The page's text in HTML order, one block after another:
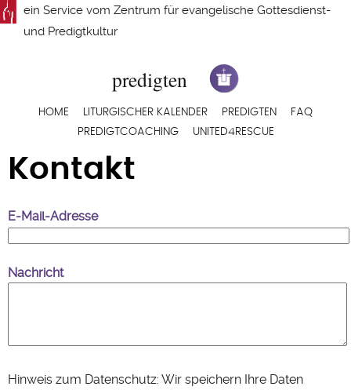
Direkt
zum
ein Service vom Zentrum für evangelische Gottesdienst-
und Predigtkultur
Hauptnavigation
HOME LITURGISCHER KALENDER PREDIGTEN
FAQ
PREDIGTCOACHING
UNITED4RESCUE
Kontakt
E-Mail-Adresse
Nachricht
Hinweis zum Datenschutz: Wir speichern Ihre Daten